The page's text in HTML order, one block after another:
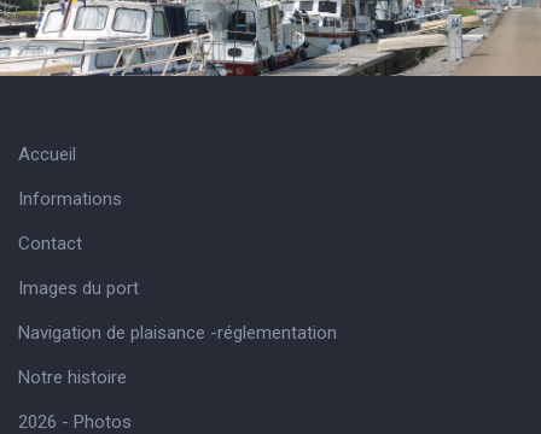
Accueil
Informations
Contact
Images du port
Navigation de plaisance -réglementation
Notre histoire
2026 - Photos